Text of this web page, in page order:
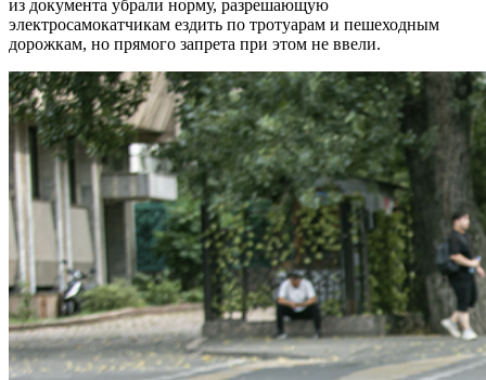
из документа убрали норму, разрешающую
электросамокатчикам ездить по тротуарам и пешеходным
дорожкам, но прямого запрета при этом не ввели.